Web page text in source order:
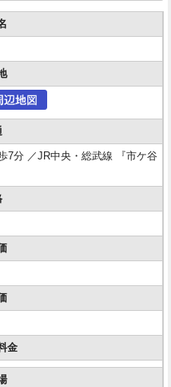
7分 ／JR中央・総武線 『市ケ谷
金